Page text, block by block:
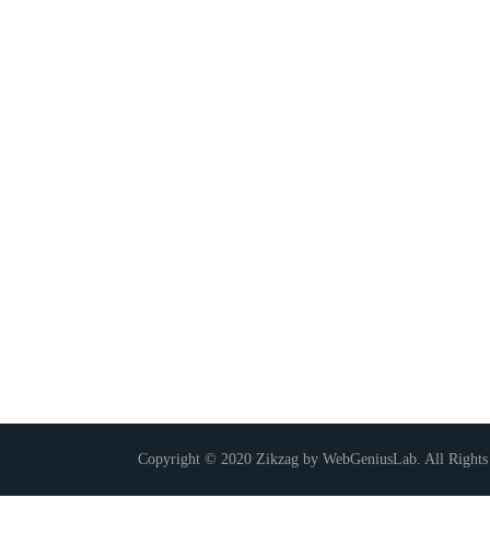
Copyright © 2020 Zikzag by WebGeniusLab. All Rights